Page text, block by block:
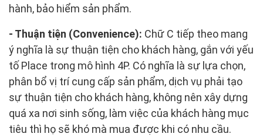
hành, bảo hiểm sản phẩm.
- Thuận tiện (Convenience): Chữ C tiếp theo mang
ý nghĩa là sự thuận tiện cho khách hàng, gắn với yếu
tố Place trong mô hình 4P. Có nghĩa là sự lựa chọn,
phân bổ vị trí cung cấp sản phẩm, dịch vụ phải tạo
sự thuận tiện cho khách hàng, không nên xây dựng
quá xa nơi sinh sống, làm việc của khách hàng mục
tiêu thì họ sẽ khó mà mua được khi có nhu cầu.